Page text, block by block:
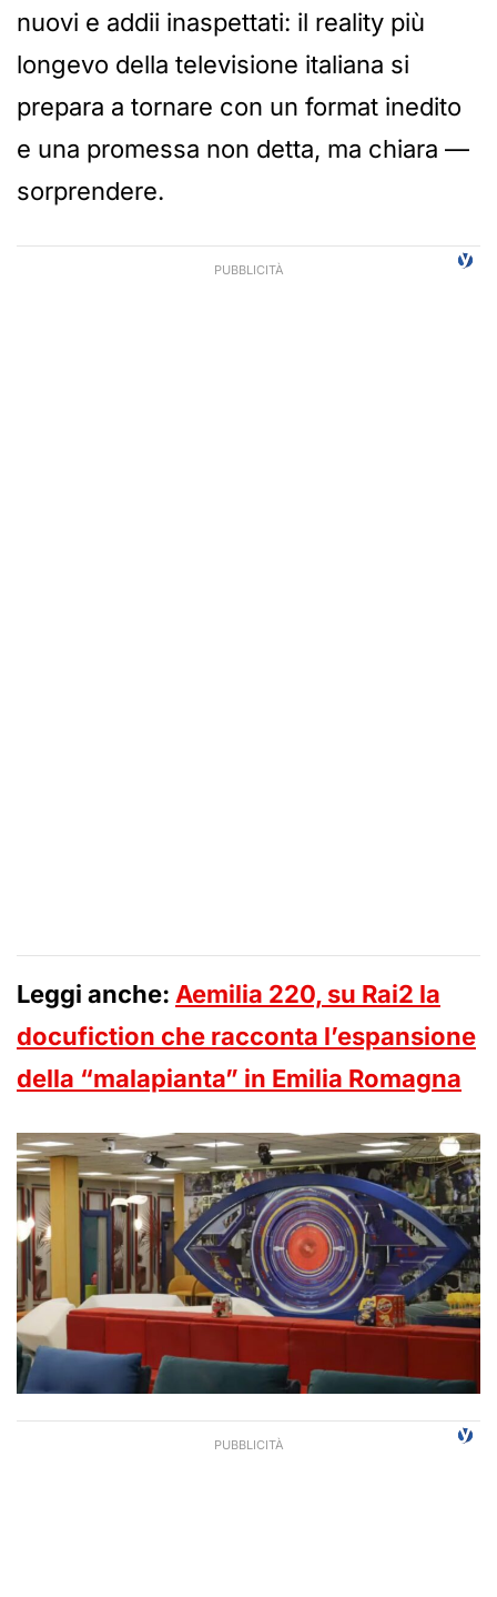
nuovi e addii inaspettati: il reality più
longevo della televisione italiana si
prepara a tornare con un format inedito
e una promessa non detta, ma chiara —
sorprendere.
Leggi anche: Aemilia 220, su Rai2 la
docufiction che racconta l’espansione
della “malapianta” in Emilia Romagna